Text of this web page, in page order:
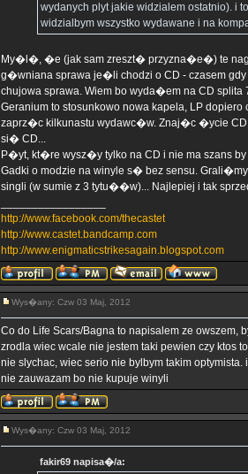
wydanych plyt jakie widzialem ostatnio). i
widzialbym wszystko wydawane i na
My�l�, �e (jak sam zreszt� przyzna�e�) te
g�wniana sprawa je�li chodzi o CD - czasem
chujowa sprawa. Wiem bo wyda�em na CD splita
Geranium to stosunkowo nowa kapela, LP
zaprz�c kilkunastu wydawc�w. Znaj�c �ycie CD
si� CD...
P�yt, kt�re wysz�y tylko na CD i nie ma szans
Gadki o modzie na winyle s� bez sensu.
singli (w sumie z 3 tytu��w)... Najlepiej i tak
http://www.facebook.com/thecastet
http://www.castet.bandcamp.com
http://www.enigmaticstrikesagain.blogspot.com
Wys�any: Czw 03 Maj, 2012
Co do Life Scars/Bagna to napisalem ze owszem,
zrodla wiec wcale nie jestem taki pewien czy ktos
nie slychac, wiec serio nie bylbym takim
nie zauwazam bo nie kupuje winyli
Wys�any: Czw 03 Maj, 2012
fakir69 napisa�/a: